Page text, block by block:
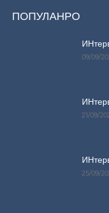
ПОПУЛАНРО
09/09/
21/09/
25/09/